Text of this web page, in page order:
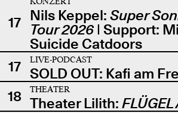
17 Nils Keppel: Super
Tour 2026| Support:
Suicide Catdoors
17
LIVE-PODCAST
SOLD OUT: Kafi am
18
THEATER
Theater Lilith: